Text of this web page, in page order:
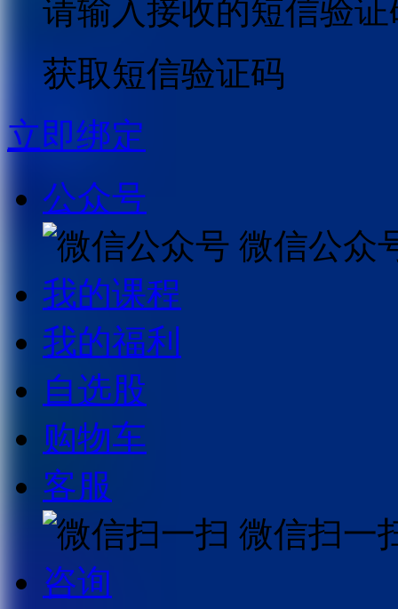
请输入接收的短信验证
获取短信验证码
立即绑定
公众号
微信公众
我的课程
我的福利
自选股
购物车
客服
微信扫一
咨询